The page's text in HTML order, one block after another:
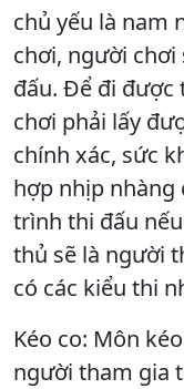
chủ yếu là nam
chơi, người chơi
đấu. Để đi được
chơi phải lấy
chính xác, sức
hợp nhịp nhàng
trình thi đấu
thủ sẽ là người
có các kiểu thi
Kéo co: Môn
người tham gia